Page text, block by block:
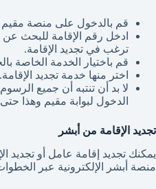
قم بالدخول على منصة مقيم
ادخل رقم الإقامة للبحث عن
ترغب في تجديد الإقامة.
قم باختيار الخدمة الخاصة
اختر منها خدمة تجديد الإقامة.
لا بد أن تنتبه أن جميع
الدخول لبوابة مقيم وهذا
تجديد الإقامة من أبشر
يمكنك تجديد إقامة عامل أو تجديد
منصة أبشر الإلكترونية عبر الخطوات